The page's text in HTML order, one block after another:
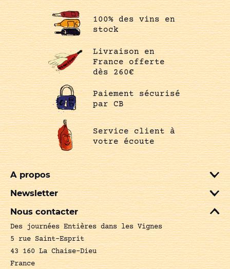
100% des vins en
stock
Livraison en
France offerte
dès 260€
Paiement sécurisé
par CB
Service client à
votre écoute
A propos
Newsletter
Nous contacter
Des journées Entières dans les Vignes
5 rue Saint-Esprit
43 160 La Chaise-Dieu
France